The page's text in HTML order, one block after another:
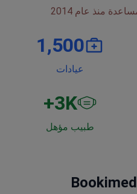
منذ عام 2014
1,500
عيادات
3K+
طبيب مؤهل